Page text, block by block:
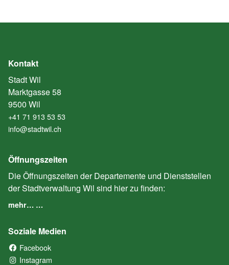
Kontakt
Stadt Wil
Marktgasse 58
9500 Wil
+41 71 913 53 53
info@stadtwil.ch
Öffnungszeiten
Die Öffnungszeiten der Departemente und Dienststellen
der Stadtverwaltung Wil sind hier zu finden:
mehr… …
Soziale Medien
Facebook
Instagram